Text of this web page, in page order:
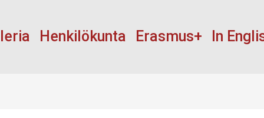
Henkilökunta Erasmus+ In